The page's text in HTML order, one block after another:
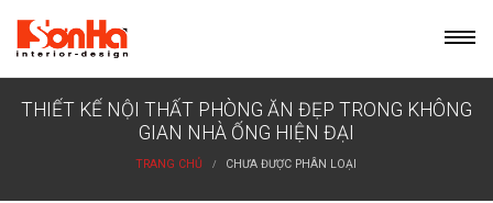
content
THIẾT KẾ NỘI THẤT PHÒNG ĂN ĐẸP TRONG KHÔNG
GIAN NHÀ ỐNG HIỆN ĐẠI
TRANG CHỦ CHƯA ĐƯỢC PHÂN LOẠI